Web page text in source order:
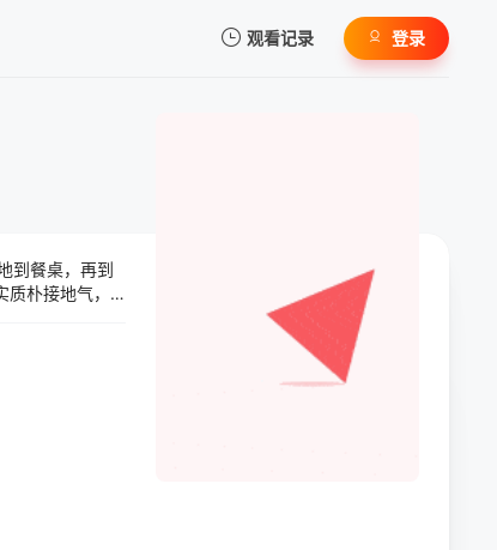
观看记录
暂无观看影片的记录
登录
到餐桌，再到
朴接地气，